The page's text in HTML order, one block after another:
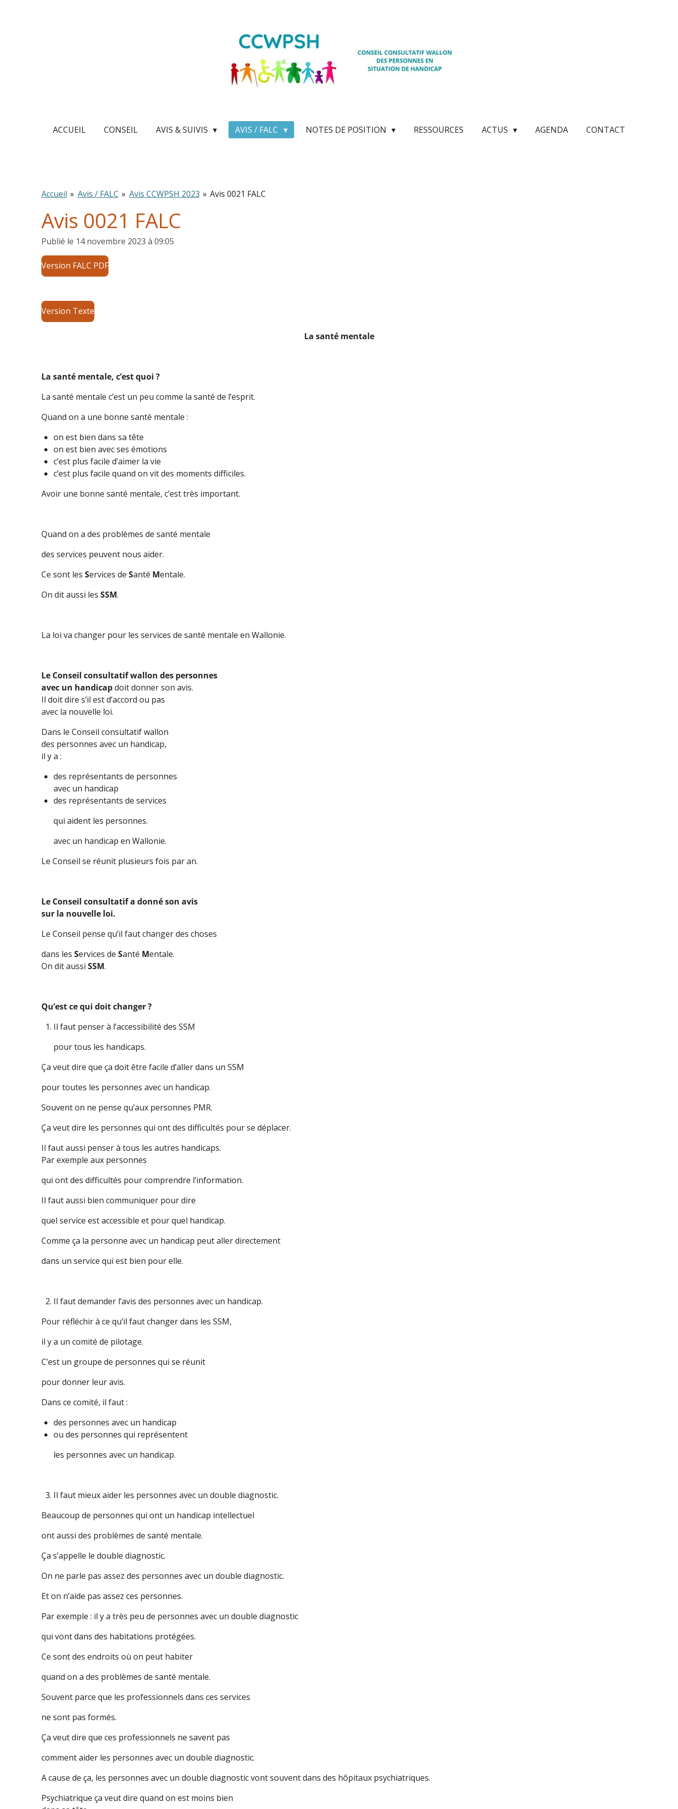
ACCUEIL CONSEIL AVIS & SUIVIS AVIS / FALC NOTES DE POSITION RESSOURCES ACTUS AGENDA CONTACT
Accueil » Avis / FALC » Avis CCWPSH 2023 » Avis 0021 FALC
Avis 0021 FALC
Publié le 14 novembre 2023 à 09:05
Version FALC PDF
Version Texte
La santé mentale
La santé mentale, c’est quoi ?
La santé mentale c’est un peu comme la santé de l’esprit.
Quand on a une bonne santé mentale :
on est bien dans sa tête
on est bien avec ses émotions
c’est plus facile d’aimer la vie
c’est plus facile quand on vit des moments difficiles.
Avoir une bonne santé mentale, c’est très important.
Quand on a des problèmes de santé mentale
des services peuvent nous aider.
Ce sont les Services de Santé Mentale.
On dit aussi les SSM.
La loi va changer pour les services de santé mentale en Wallonie.
Le Conseil consultatif wallon des personnes
avec un handicapdoit donner son avis.
Il doit dire s’il est d’accord ou pas
avec la nouvelle loi.
Dans le Conseil consultatif wallon
des personnes avec un handicap,
il y a :
des représentants de personnes
avec un handicap
des représentants de services
qui aident les personnes.
avec un handicap en Wallonie.
Le Conseil se réunit plusieurs fois par an.
Le Conseil consultatif a donné son avis
sur la nouvelle loi.
Le Conseil pense qu’il faut changer des choses
dans les Services de Santé Mentale.
On dit aussi SSM.
Qu’est ce qui doit changer ?
Il faut penser à l’accessibilité des SSM
pour tous les handicaps.
Ça veut dire que ça doit être facile d’aller dans un SSM
pour toutes les personnes avec un handicap.
Souvent on ne pense qu’aux personnes PMR.
Ça veut dire les personnes qui ont des difficultés pour se déplacer.
Il faut aussi penser à tous les autres handicaps.
Par exemple aux personnes
qui ont des difficultés pour comprendre l’information.
Il faut aussi bien communiquer pour dire
quel service est accessible et pour quel handicap.
Comme ça la personne avec un handicap peut aller directement
dans un service qui est bien pour elle.
Il faut demander l’avis des personnes avec un handicap.
Pour réfléchir à ce qu’il faut changer dans les SSM,
il y a un comité de pilotage.
C’est un groupe de personnes qui se réunit
pour donner leur avis.
Dans ce comité, il faut :
des personnes avec un handicap
ou des personnes qui représentent
les personnes avec un handicap.
Il faut mieux aider les personnes avec un double diagnostic.
Beaucoup de personnes qui ont un handicap intellectuel
ont aussi des problèmes de santé mentale.
Ça s’appelle le double diagnostic.
On ne parle pas assez des personnes avec un double diagnostic.
Et on n’aide pas assez ces personnes.
Par exemple : il y a très peu de personnes avec un double diagnostic
qui vont dans des habitations protégées.
Ce sont des endroits où on peut habiter
quand on a des problèmes de santé mentale.
Souvent parce que les professionnels dans ces services
ne sont pas formés.
Ça veut dire que ces professionnels ne savent pas
comment aider les personnes avec un double diagnostic.
A cause de ça, les personnes avec un double diagnostic vont souvent dans des hôpitaux psychiatriques.
Psychiatrique ça veut dire quand on est moins bien